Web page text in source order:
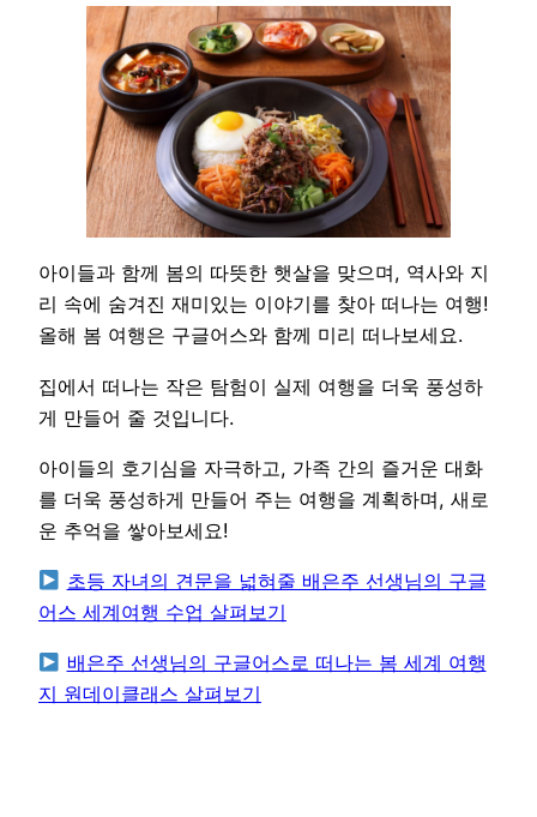
아이들과 함께 봄의 따뜻한 햇살을 맞으며, 역사와 지
리 속에 숨겨진 재미있는 이야기를 찾아 떠나는 여행!
올해 봄 여행은 구글어스와 함께 미리 떠나보세요.
집에서 떠나는 작은 탐험이 실제 여행을 더욱 풍성하
게 만들어 줄 것입니다.
아이들의 호기심을 자극하고, 가족 간의 즐거운 대화
를 더욱 풍성하게 만들어 주는 여행을 계획하며, 새로
운 추억을 쌓아보세요!
초등 자녀의 견문을 넓혀줄 배은주 선생님의 구글
어스 세계여행 수업 살펴보기
배은주 선생님의 구글어스로 떠나는 봄 세계 여행
지 원데이클래스 살펴보기